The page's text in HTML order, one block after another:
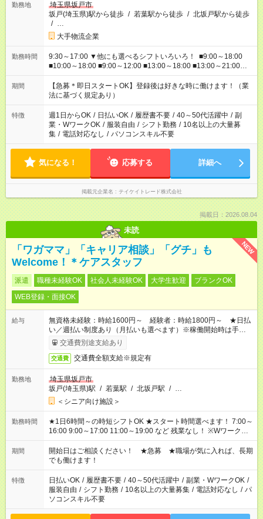
勤務地
埼玉県坂戸市
坂戸(埼玉県)駅から徒歩 / 若葉駅から徒歩 / 北坂戸駅から徒歩
/ …
大手物流企業
勤務時間
9:30～17:00 ▼他にも選べるシフトいろいろ！ ■9:00～18:00
■10:00～18:00 ■9:00～12:00 ■13:00～18:00 ■13:00～21:00
■22:00～翌6:00 など あなたの希望を教えてください！
期間
【急募＊即日スタートOK】登録後は好きな時に働けます！（業
法に基づく規定あり）
特徴 週1日からOK / 日払いOK / 履歴書不要 / 40～50代活躍中 / 副
業・WワークOK / 服装自由 / シフト勤務 / 10名以上の大量募
集 / 電話対応なし / パソコンスキル不要
気になる！ 応募する 詳細へ
掲載元企業名 テイケイトレード株式会社
掲載日：2026.08.04
未読
NEW
「ワガママ」「キャリア相談」「グチ」も
Welcome！＊ケアスタッフ
派遣 職種未経験OK 社会人未経験OK 大学生歓迎
ブランクOK
WEB登録・面接OK
給与
無資格未経験：時給1600円～ 経験者：時給1800円～ ★日払
い／週払い制度あり（月払いも選べます）※稼働開始時は手続き
完了次第のお支払いとなります。
交通費別途支給あり
交通費 交通費全額支給※規定有
勤務地
埼玉県坂戸市
坂戸(埼玉県)駅 / 若葉駅 / 北坂戸駅 / …
＜シニア向け施設＞
勤務時間
★1日6時間～の時短シフトOK ★スタート時間選べます！ 7:00～
16:00 9:00～17:00 11:00～19:00 など 残業なし！ ※Wワークの
場合、他のお仕事と合わせ週40時間超の就業はご案内できませ
ん ※法令に基づき、週20時間以上勤務は社会保険への加入対象
となります ※労働者派遣法（日雇い派遣の原則禁止）により、
短時間・短期間の就業はご案内が難しい場合があります
期間
開始日はご相談ください！ ★急募 ★職場が気に入れば、長期
でも働けます！
特徴 日払いOK / 履歴書不要 / 40～50代活躍中 / 副業・WワークOK /
服装自由 / シフト勤務 / 10名以上の大量募集 / 電話対応なし / パ
ソコンスキル不要